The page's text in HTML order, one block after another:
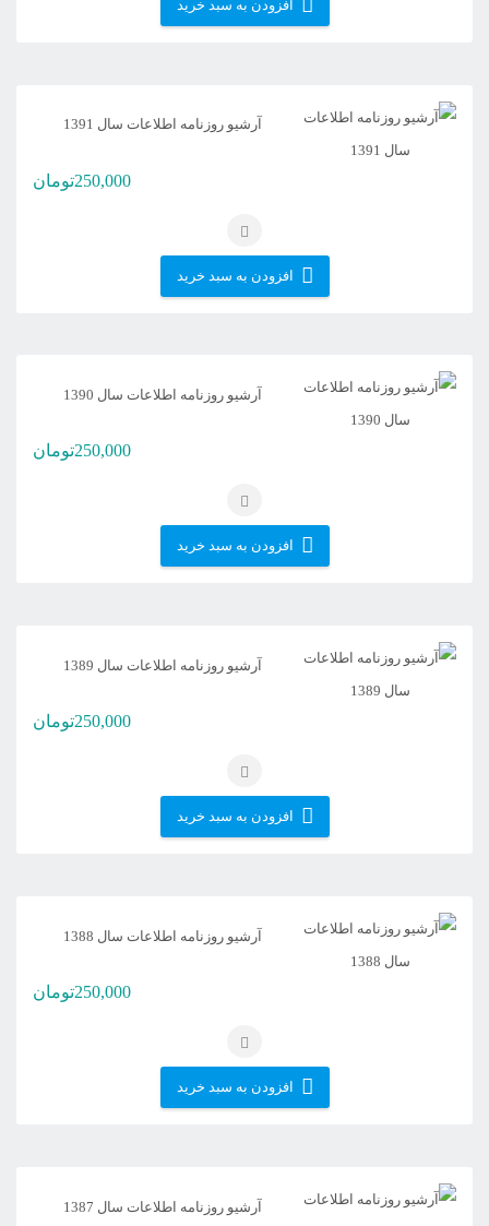
افزودن به سبد خرید
آرشیو روزنامه اطلاعات سال 1391
250,000تومان
افزودن به سبد خرید
آرشیو روزنامه اطلاعات سال 1390
250,000تومان
افزودن به سبد خرید
آرشیو روزنامه اطلاعات سال 1389
250,000تومان
افزودن به سبد خرید
آرشیو روزنامه اطلاعات سال 1388
250,000تومان
افزودن به سبد خرید
آرشیو روزنامه اطلاعات سال 1387